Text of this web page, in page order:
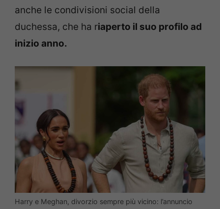
anche le condivisioni social della
duchessa, che ha riaperto il suo profilo ad
inizio anno.
Harry e Meghan, divorzio sempre più vicino: l’annuncio